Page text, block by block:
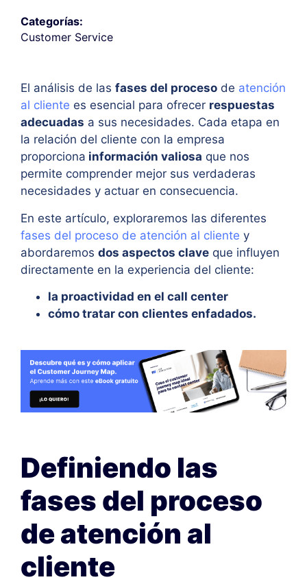
Categorías:
Customer Service
El análisis de las fases del proceso de atención
al cliente es esencial para ofrecer respuestas
adecuadas a sus necesidades. Cada etapa en
la relación del cliente con la empresa
proporciona información valiosa que nos
permite comprender mejor sus verdaderas
necesidades y actuar en consecuencia.
En este artículo, exploraremos las diferentes
fases del proceso de atención al cliente y
abordaremos dos aspectos clave que influyen
directamente en la experiencia del cliente:
la proactividad en el call center
cómo tratar con clientes enfadados.
Definiendo las
fases del proceso
de atención al
cliente